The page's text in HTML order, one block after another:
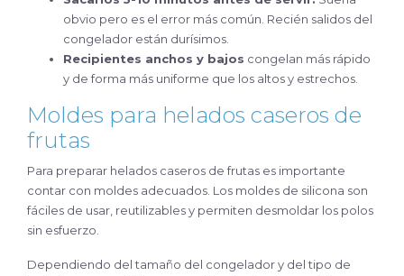
obvio pero es el error más común. Recién salidos del
congelador están durísimos.
Recipientes anchos y bajos congelan más rápido
y de forma más uniforme que los altos y estrechos.
Moldes para helados caseros de
frutas
Para preparar helados caseros de frutas es importante
contar con moldes adecuados. Los moldes de silicona son
fáciles de usar, reutilizables y permiten desmoldar los polos
sin esfuerzo.
Dependiendo del tamaño del congelador y del tipo de